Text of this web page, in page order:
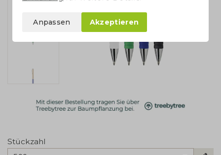
Stückzahl
Anpassen Akzeptieren